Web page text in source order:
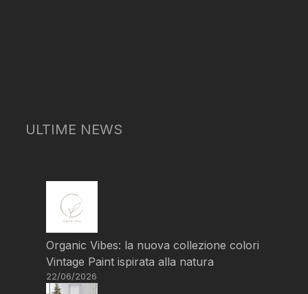
ULTIME NEWS
Organic Vibes: la nuova collezione colori
Vintage Paint ispirata alla natura
22/06/2026